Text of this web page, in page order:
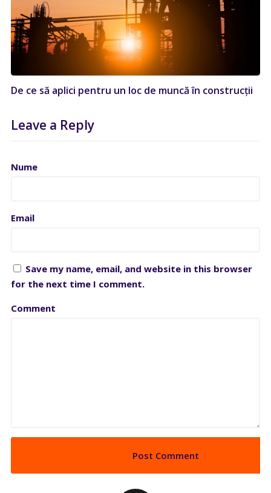
De ce să aplici pentru un loc de muncă în construcții
Leave a Reply
Nume
Email
Save my name, email, and website in this browser
for the next time I comment.
Comment